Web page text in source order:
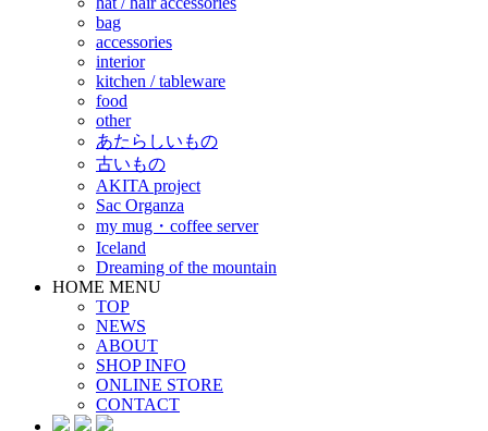
bag
accessories
interior
kitchen / tableware
food
other
あたらしいもの
古いもの
AKITA project
Sac Organza
my mug・coffee server
Iceland
Dreaming of the mountain
HOME MENU
TOP
NEWS
ABOUT
SHOP INFO
ONLINE STORE
CONTACT